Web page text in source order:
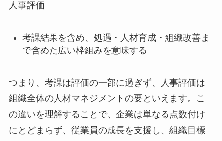
人事評価
考課結果を含め、処遇・人材育成・組織改善ま
で含めた広い枠組みを意味する
つまり、考課は評価の一部に過ぎず、人事評価は
組織全体の人材マネジメントの要といえます。こ
の違いを理解することで、企業は単なる点数付け
にとどまらず、従業員の成長を支援し、組織目標